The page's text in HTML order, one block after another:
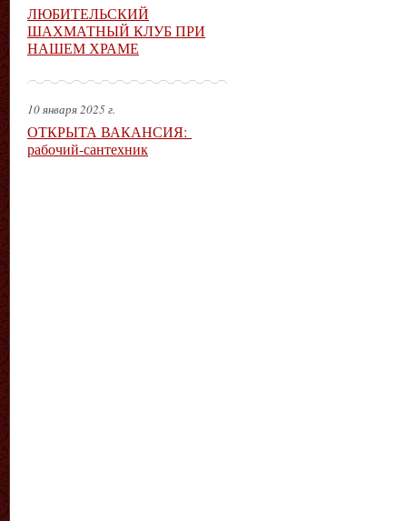
ЛЮБИТЕЛЬСКИЙ
ШАХМАТНЫЙ КЛУБ ПРИ
НАШЕМ ХРАМЕ
10 января 2025 г.
ОТКРЫТА ВАКАНСИЯ:
рабочий-сантехник